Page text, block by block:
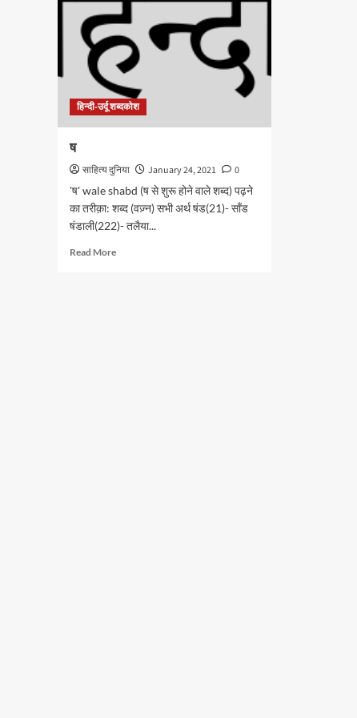
हिन्दी-उर्दू शब्दकोश
ष
साहित्य दुनिया January 24, 2021
0
'ष' wale shabd (ष से शुरू होने वाले शब्द) पढ़ने
का तरीक़ा: शब्द (वज़्न) सभी अर्थ षंड(21)- साँड
षंडाली(222)- तलैया...
Read MoreRead